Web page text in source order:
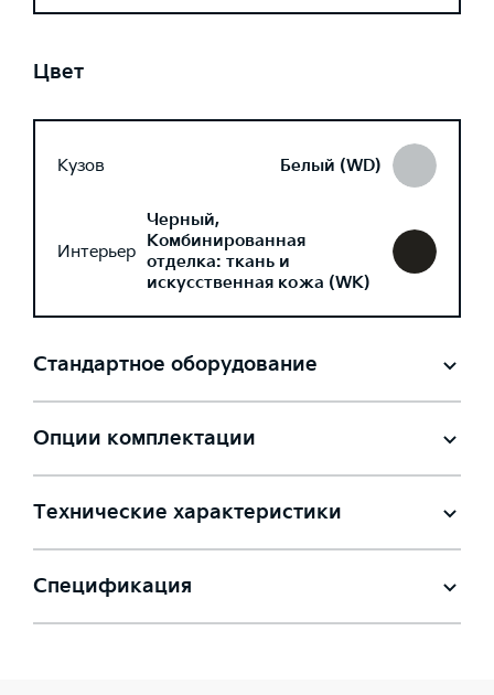
Цвет
Кузов Белый (WD)
Интерьер
Черный,
Комбинированная
отделка: ткань и
искусственная кожа (WK)
Стандартное оборудование
Опции комплектации
Технические характеристики
Спецификация